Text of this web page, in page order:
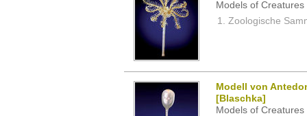
Models of
Zoologische
Modell von
[Blaschka]
Models of